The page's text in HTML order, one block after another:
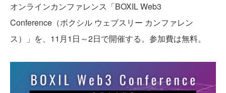
オンラインカンファレンス「BOXIL Web3
Conference（ボクシル ウェブスリー カンファレン
ス）」を、11月1日～2日で開催する。参加費は無料。